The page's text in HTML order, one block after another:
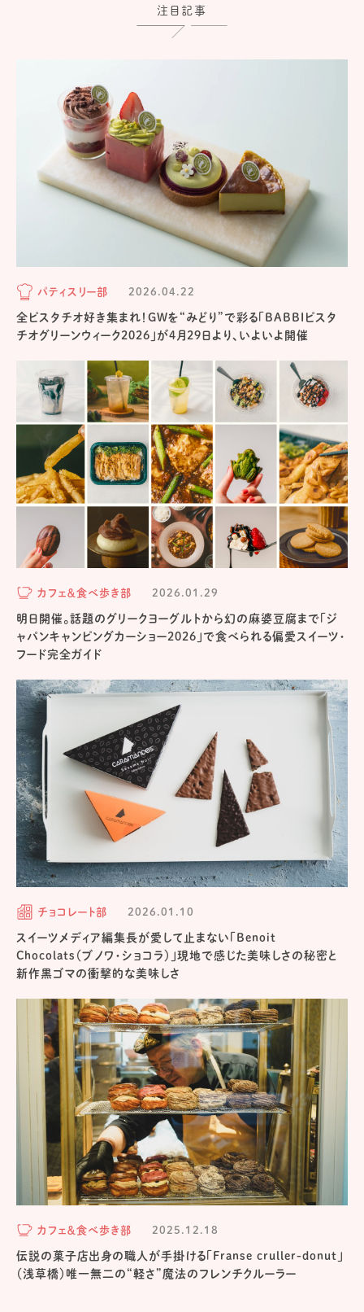
注目記事
パティスリー部 2026.04.22
全ピスタチオ好き集まれ！GWを“みどり”で彩る「BABBIピスタ
チオグリーンウィーク2026」が4月29日より、いよいよ開催
カフェ＆食べ歩き部 2026.01.29
明日開催。話題のグリークヨーグルトから幻の麻婆豆腐まで「ジ
ャパンキャンピングカーショー2026」で食べられる偏愛スイーツ・
フード完全ガイド
チョコレート部 2026.01.10
スイーツメディア編集長が愛して止まない「Benoit
Chocolats（ブノワ・ショコラ）」現地で感じた美味しさの秘密と
新作黒ゴマの衝撃的な美味しさ
カフェ＆食べ歩き部 2025.12.18
伝説の菓子店出身の職人が手掛ける「Franse cruller-donut」
（浅草橋）唯一無二の“軽さ”魔法のフレンチクルーラー